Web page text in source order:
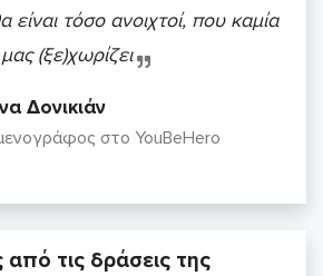
είναι τόσο ανοιχτοί, που καμία
(ξε)χωρίζει
Δονικιάν
στο YouBeHero
τις δράσεις της